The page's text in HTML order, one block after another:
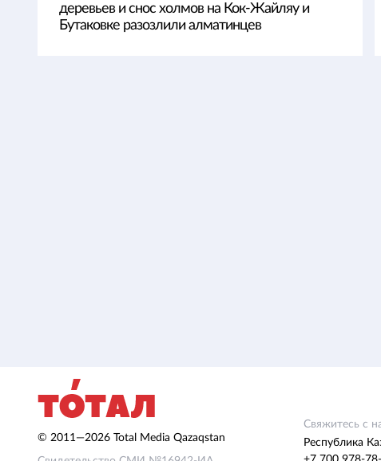
деревьев и снос холмов на Кок-Жайляу и
Бутаковке разозлили алматинцев
© 2011—2026 Total Media Qazaqstan
Свяжитесь с
Республика